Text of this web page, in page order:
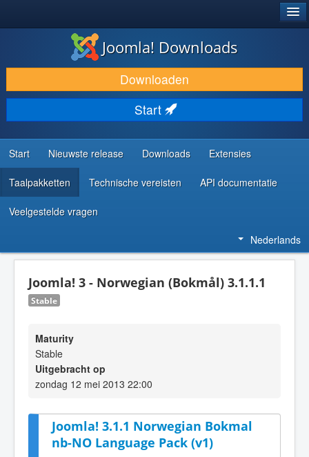
DOWNLOAD & BREID UIT
ONTDEK & LEER
COMMUNITY & ONDERSTEUNING
ONTWIKKELAARSBRONNEN
Joomla! Downloads
Downloaden
Start
Start Nieuwste release Downloads Extensies
Taalpakketten Technische vereisten API documentatie
Veelgestelde vragen
Nederlands
Joomla! 3 - Norwegian (Bokmål) 3.1.1.1
Stable
Maturity
Stable
Uitgebracht op
zondag 12 mei 2013 22:00
Joomla! 3.1.1 Norwegian Bokmal
nb-NO Language Pack (v1)